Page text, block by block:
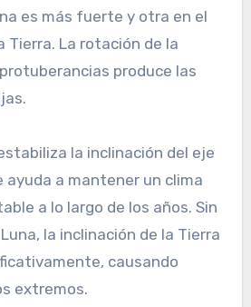
es más fuerte y otra en el
Tierra. La rotación de la
produce las
la inclinación del eje
ayuda a mantener un clima
a lo largo de los años. Sin
la inclinación de la Tierra
causando
extremos.